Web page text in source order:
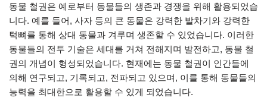
동물 철권은 예로부터 동물들의 생존과 경쟁을 위해 활용되었습
니다. 예를 들어, 사자 등의 큰 동물은 강력한 발차기와 강력한
턱뼈를 통해 상대 동물과 겨루며 생존할 수 있었습니다. 이러한
동물들의 전투 기술은 세대를 거쳐 전해지며 발전하고, 동물 철
권의 개념이 형성되었습니다. 현재에는 동물 철권이 인간들에
의해 연구되고, 기록되고, 전파되고 있으며, 이를 통해 동물들의
능력을 최대한으로 활용할 수 있게 되었습니다.